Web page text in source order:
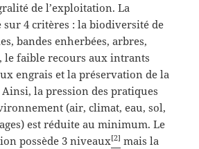
de l’exploitation. La
4 critères : la biodiversité de
bandes enherbées, arbres,
le faible recours aux intrants
engrais et la préservation de la
la pression des pratiques
(air, climat, eau, sol,
est réduite au minimum. Le
possède 3 niveaux[2] mais la